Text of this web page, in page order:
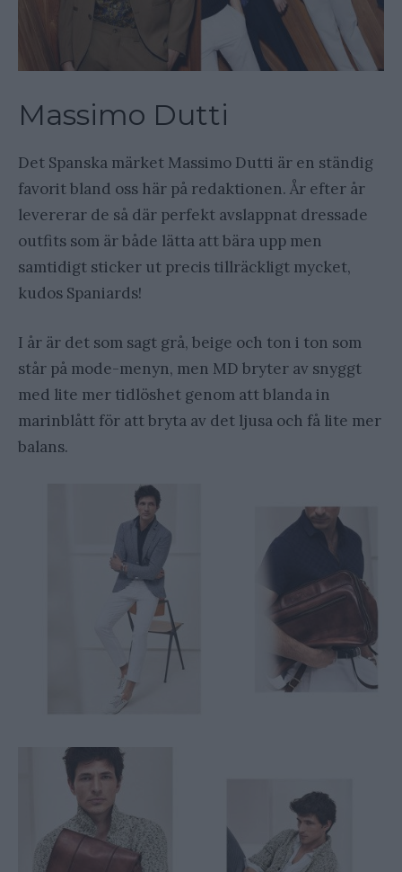
Massimo Dutti
Det Spanska märket Massimo Dutti är en ständig
favorit bland oss här på redaktionen. År efter år
levererar de så där perfekt avslappnat dressade
outfits som är både lätta att bära upp men
samtidigt sticker ut precis tillräckligt mycket,
kudos Spaniards!
I år är det som sagt grå, beige och ton i ton som
står på mode-menyn, men MD bryter av snyggt
med lite mer tidlöshet genom att blanda in
marinblått för att bryta av det ljusa och få lite mer
balans.